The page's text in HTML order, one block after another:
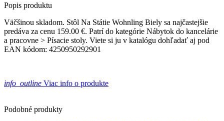
Popis produktu
Väčšinou skladom. Stôl Na Státie Wohnling Biely sa najčastejšie
predáva za cenu 159.00 €. Patrí do kategórie Nábytok do kancelárie
a pracovne > Písacie stoly. Viete si ju v katalógu dohľadať aj pod
EAN kódom: 4250950292901
info_outline Viac info o produkte
Podobné produkty